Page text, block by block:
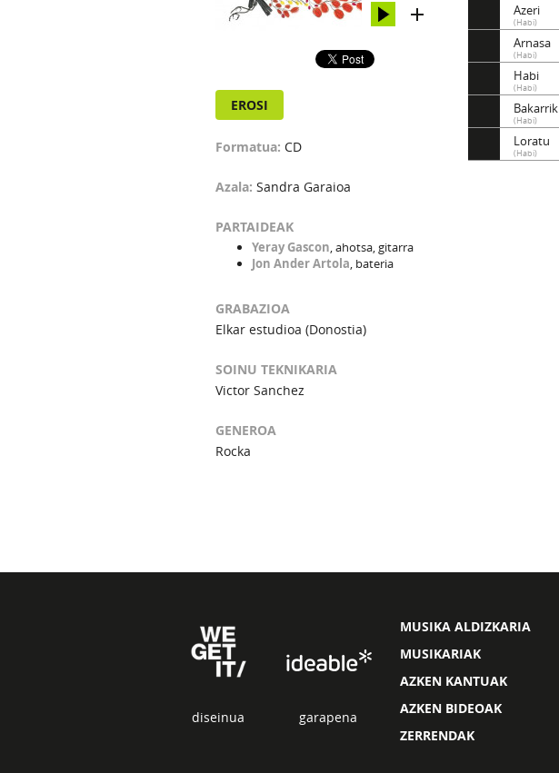
EROSI
Formatua: CD
Azala: Sandra Garaioa
PARTAIDEAK
Yeray Gascon, ahotsa, gitarra
Jon Ander Artola, bateria
GRABAZIOA
Elkar estudioa (Donostia)
SOINU TEKNIKARIA
Victor Sanchez
GENEROA
Rocka
Azeri
(Habi)
Arnasa
(Habi)
Habi
(Habi)
Bakarrik
(Habi)
Loratu
(Habi)
diseinua garapena
MUSIKA ALDIZKARIA
MUSIKARIAK
AZKEN KANTUAK
AZKEN BIDEOAK
ZERRENDAK